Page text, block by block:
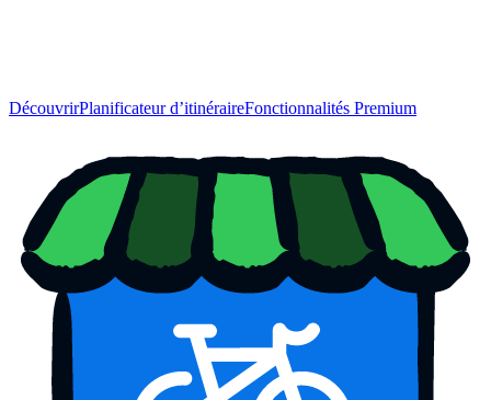
DécouvrirPlanificateur d’itinéraireFonctionnalités Premium